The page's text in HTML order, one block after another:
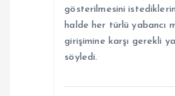
gösterilmesini
halde her türlü yabancı
girişimine karşı gerekli
söyledi.